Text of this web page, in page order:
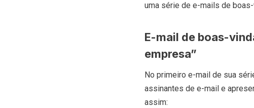
uma série de e-mails de
E-mail de boas-
empresa”
No primeiro e-mail de sua
assinantes de e-mail e
assim: